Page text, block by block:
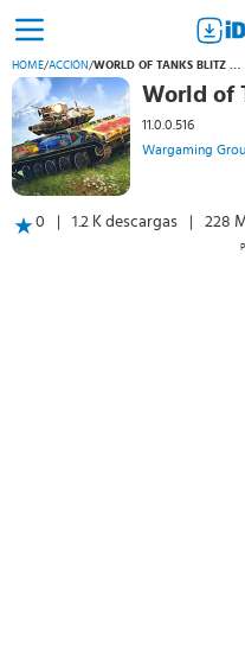
HOME/ACCIÓN/ WORLD OF TANKS BLITZ MMO
World of
11.0.0.516
Wargaming
0 1.2 K descargas 228